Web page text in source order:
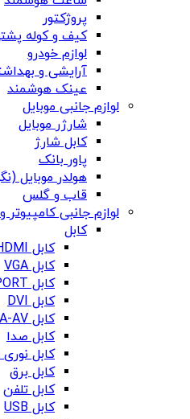
پروژکتور
کیف و کوله
لوازم خودرو
آرایشی و
عینک هوشمند
لوازم جانبی موبایل
شارژر موبایل
کابل شارژ
پاور بانک
هولدر موبایل
قاب و گلس
لوازم جانبی
کابل
کابل HDMI
کابل VGA
کابل DISPLAY PORT
کابل DVI
کابل RCA-AV
کابل صدا
کابل
کابل برق
کابل تلفن
کابل USB